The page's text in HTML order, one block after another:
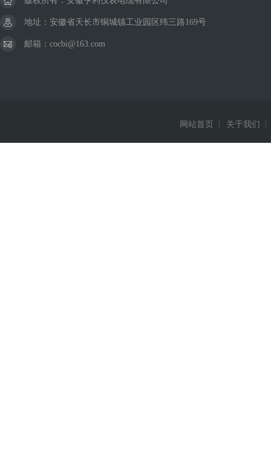
地址：安徽省天长市铜城镇工业园区纬三路169号
邮箱：cocbi@163.com
网站首页 关于我们